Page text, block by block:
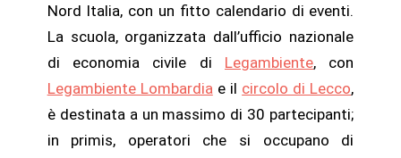
Nord Italia, con un fitto calendario di eventi.
La scuola, organizzata dall’ufficio nazionale
di economia civile di Legambiente, con
Legambiente Lombardia e il circolo di Lecco,
è destinata a un massimo di 30 partecipanti;
in primis, operatori che si occupano di